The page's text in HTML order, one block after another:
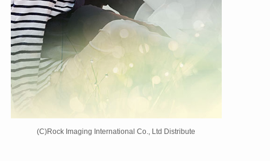
(C)Rock Imaging International Co., Ltd Distribute